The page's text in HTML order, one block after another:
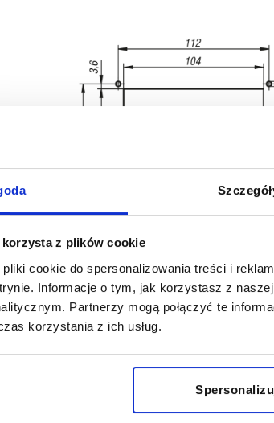
z plików cookie
cookie do spersonalizowania treści i
Informacje o tym, jak korzystasz z
Partnerzy mogą połączyć te
korzystania z ich usług.
Wersja 2
przykrecany
A1
kilka razy dziennie w regularnych odstępach czasu.
o potwierdzonej dacie wysyłki w ostatnim kroku przed